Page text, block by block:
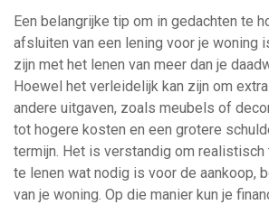
Een belangrijke tip om in gedachten te
afsluiten van een lening voor je woning
zijn met het lenen van meer dan je
Hoewel het verleidelijk kan zijn om
andere uitgaven, zoals meubels of
tot hogere kosten en een grotere
termijn. Het is verstandig om realistisch
te lenen wat nodig is voor de aankoop,
van je woning. Op die manier kun je